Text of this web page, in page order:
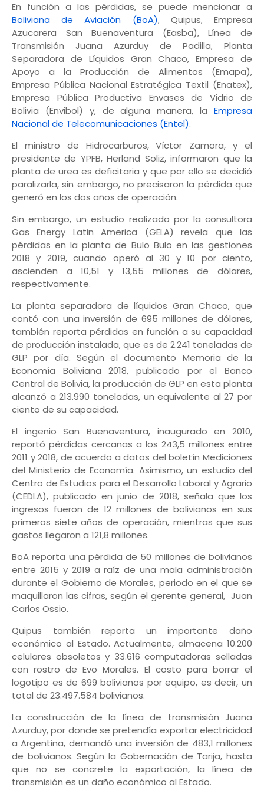
En función a las pérdidas, se puede mencionar a
Boliviana de Aviación (BoA), Quipus, Empresa
Azucarera San Buenaventura (Easba), Línea de
Transmisión Juana Azurduy de Padilla, Planta
Separadora de Líquidos Gran Chaco, Empresa de
Apoyo a la Producción de Alimentos (Emapa),
Empresa Pública Nacional Estratégica Textil (Enatex),
Empresa Pública Productiva Envases de Vidrio de
Bolivia (Envibol) y, de alguna manera, la Empresa
Nacional de Telecomunicaciones (Entel).
El ministro de Hidrocarburos, Víctor Zamora, y el
presidente de YPFB, Herland Soliz, informaron que la
planta de urea es deficitaria y que por ello se decidió
paralizarla, sin embargo, no precisaron la pérdida que
generó en los dos años de operación.
Sin embargo, un estudio realizado por la consultora
Gas Energy Latin America (GELA) revela que las
pérdidas en la planta de Bulo Bulo en las gestiones
2018 y 2019, cuando operó al 30 y 10 por ciento,
ascienden a 10,51 y 13,55 millones de dólares,
respectivamente.
La planta separadora de líquidos Gran Chaco, que
contó con una inversión de 695 millones de dólares,
también reporta pérdidas en función a su capacidad
de producción instalada, que es de 2.241 toneladas de
GLP por día. Según el documento Memoria de la
Economía Boliviana 2018, publicado por el Banco
Central de Bolivia, la producción de GLP en esta planta
alcanzó a 213.990 toneladas, un equivalente al 27 por
ciento de su capacidad.
El ingenio San Buenaventura, inaugurado en 2010,
reportó pérdidas cercanas a los 243,5 millones entre
2011 y 2018, de acuerdo a datos del boletín Mediciones
del Ministerio de Economía. Asimismo, un estudio del
Centro de Estudios para el Desarrollo Laboral y Agrario
(CEDLA), publicado en junio de 2018, señala que los
ingresos fueron de 12 millones de bolivianos en sus
primeros siete años de operación, mientras que sus
gastos llegaron a 121,8 millones.
BoA reporta una pérdida de 50 millones de bolivianos
entre 2015 y 2019 a raíz de una mala administración
durante el Gobierno de Morales, periodo en el que se
maquillaron las cifras, según el gerente general, Juan
Carlos Ossio.
Quipus también reporta un importante daño
económico al Estado. Actualmente, almacena 10.200
celulares obsoletos y 33.616 computadoras selladas
con rostro de Evo Morales. El costo para borrar el
logotipo es de 699 bolivianos por equipo, es decir, un
total de 23.497.584 bolivianos.
La construcción de la línea de transmisión Juana
Azurduy, por donde se pretendía exportar electricidad
a Argentina, demandó una inversión de 483,1 millones
de bolivianos. Según la Gobernación de Tarija, hasta
que no se concrete la exportación, la línea de
transmisión es un daño económico al Estado.